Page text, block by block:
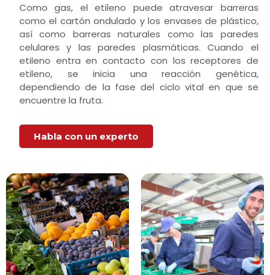
Como gas, el etileno puede atravesar barreras
como el cartón ondulado y los envases de plástico,
así como barreras naturales como las paredes
celulares y las paredes plasmáticas. Cuando el
etileno entra en contacto con los receptores de
etileno, se inicia una reacción genética,
dependiendo de la fase del ciclo vital en que se
encuentre la fruta.
Habla con un experto